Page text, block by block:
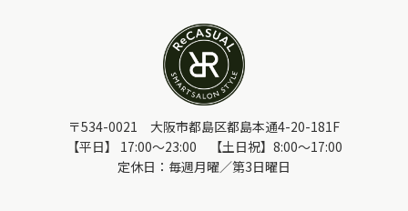
〒534-0021 大阪市都島区都島本通4-20-181F
【平日】 17:00～23:00 【土日祝】8:00～17:00
定休日：毎週月曜／第3日曜日